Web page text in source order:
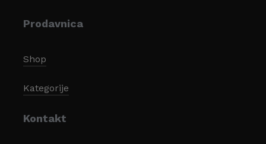
Prodavnica
Shop
Kategorije
Kontakt